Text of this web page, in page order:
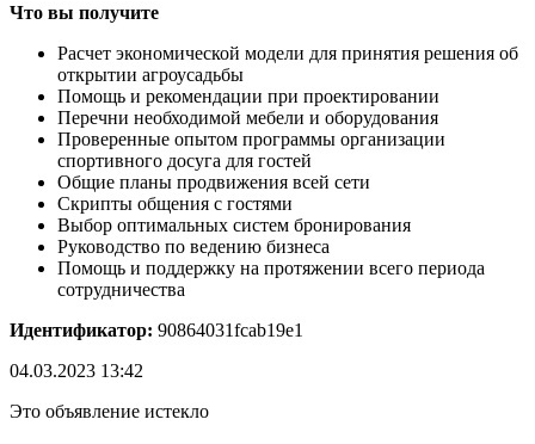
Что вы получите
Расчет экономической модели для принятия решения об
открытии агроусадьбы
Помощь и рекомендации при проектировании
Перечни необходимой мебели и оборудования
Проверенные опытом программы организации
спортивного досуга для гостей
Общие планы продвижения всей сети
Скрипты общения с гостями
Выбор оптимальных систем бронирования
Руководство по ведению бизнеса
Помощь и поддержку на протяжении всего периода
сотрудничества
Идентификатор: 90864031fcab19e1
04.03.2023 13:42
Это объявление истекло